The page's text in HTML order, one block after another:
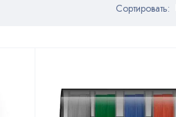
Сортировать: